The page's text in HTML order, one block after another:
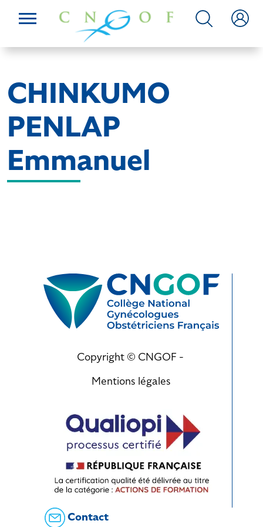
CHINKUMO
PENLAP
Emmanuel
Copyright © CNGOF -
Mentions légales
Contact